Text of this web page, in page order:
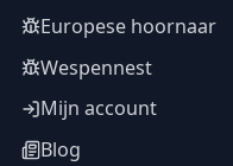
Europese hoornaar
Wespennest
Mijn account
Blog